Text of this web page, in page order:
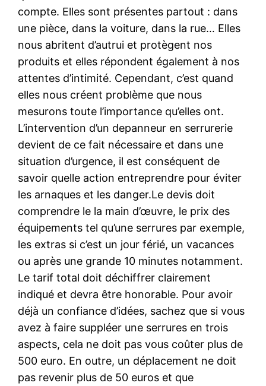
compte. Elles sont présentes partout : dans
une pièce, dans la voiture, dans la rue… Elles
nous abritent d’autrui et protègent nos
produits et elles répondent également à nos
attentes d’intimité. Cependant, c’est quand
elles nous créent problème que nous
mesurons toute l’importance qu’elles ont.
L’intervention d’un depanneur en serrurerie
devient de ce fait nécessaire et dans une
situation d’urgence, il est conséquent de
savoir quelle action entreprendre pour éviter
les arnaques et les danger.Le devis doit
comprendre le la main d’œuvre, le prix des
équipements tel qu’une serrures par exemple,
les extras si c’est un jour férié, un vacances
ou après une grande 10 minutes notamment.
Le tarif total doit déchiffrer clairement
indiqué et devra être honorable. Pour avoir
déjà un confiance d’idées, sachez que si vous
avez à faire suppléer une serrures en trois
aspects, cela ne doit pas vous coûter plus de
500 euro. En outre, un déplacement ne doit
pas revenir plus de 50 euros et que